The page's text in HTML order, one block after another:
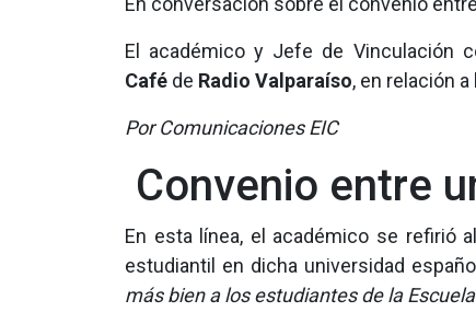
El académico y Jefe de Vinculación
Café de Radio Valparaíso, en relación
Por Comunicaciones EIC
Convenio entre
En esta línea, el académico se refirió
estudiantil en dicha universidad
más bien a los estudiantes de la